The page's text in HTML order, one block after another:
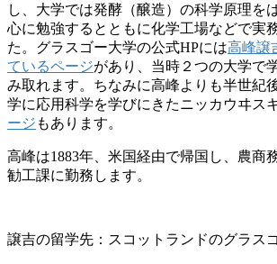
し、大学では発酵（醸造）の科学原理を
心に勉強するとともに化学工場などで実
た。グラスゴー大学の公式HPには高峰譲
ているページがあり、当時２つの大学で
み取れます。ちなみに高峰よりも半世紀
学に応用科学を学びにきたニッカウヰス
ージ もあります。
高峰は1883年、米国経由で帰国し、農商
勧工課に勤務します。
譲吉の留学先：スコットランドのグラス